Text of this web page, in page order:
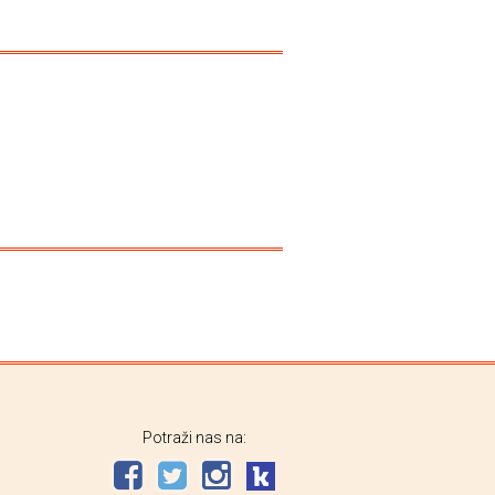
Potraži nas na: